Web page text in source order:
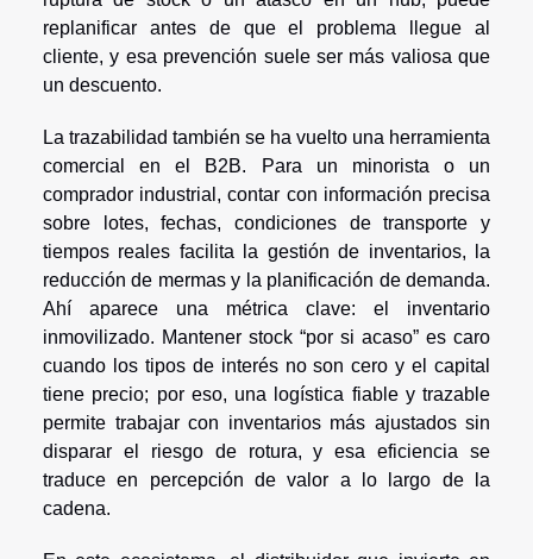
replanificar antes de que el problema llegue al
cliente, y esa prevención suele ser más valiosa que
un descuento.
La trazabilidad también se ha vuelto una herramienta
comercial en el B2B. Para un minorista o un
comprador industrial, contar con información precisa
sobre lotes, fechas, condiciones de transporte y
tiempos reales facilita la gestión de inventarios, la
reducción de mermas y la planificación de demanda.
Ahí aparece una métrica clave: el inventario
inmovilizado. Mantener stock “por si acaso” es caro
cuando los tipos de interés no son cero y el capital
tiene precio; por eso, una logística fiable y trazable
permite trabajar con inventarios más ajustados sin
disparar el riesgo de rotura, y esa eficiencia se
traduce en percepción de valor a lo largo de la
cadena.